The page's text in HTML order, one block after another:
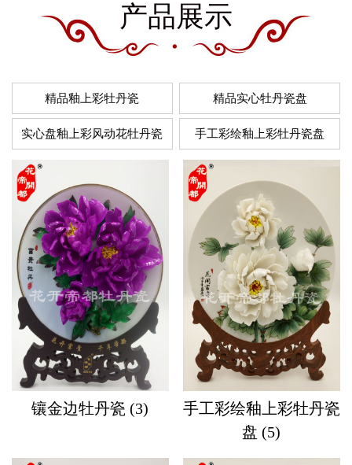
产品展示
精品釉上彩牡丹瓷 精品实心牡丹瓷盘
实心盘釉上彩风动花牡丹瓷 手工彩绘釉上彩牡丹瓷盘
镶金边牡丹瓷 (3)
手工彩绘釉上彩牡丹瓷
盘 (5)